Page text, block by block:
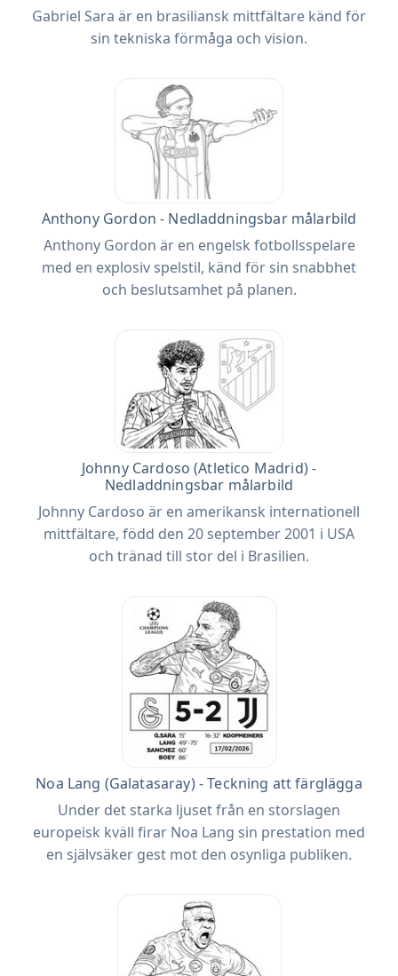
Gabriel Sara är en brasiliansk mittfältare känd för
sin tekniska förmåga och vision.
Anthony Gordon - Nedladdningsbar målarbild
Anthony Gordon är en engelsk fotbollsspelare
med en explosiv spelstil, känd för sin snabbhet
och beslutsamhet på planen.
Johnny Cardoso (Atletico Madrid) -
Nedladdningsbar målarbild
Johnny Cardoso är en amerikansk internationell
mittfältare, född den 20 september 2001 i USA
och tränad till stor del i Brasilien.
Noa Lang (Galatasaray) - Teckning att färglägga
Under det starka ljuset från en storslagen
europeisk kväll firar Noa Lang sin prestation med
en självsäker gest mot den osynliga publiken.